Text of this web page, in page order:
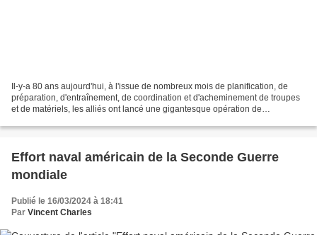
Il-y-a 80 ans aujourd'hui, à l'issue de nombreux mois de planification, de
préparation, d'entraînement, de coordination et d'acheminement de troupes
et de matériels, les alliés ont lancé une gigantesque opération de
Effort naval américain de la Seconde Guerre
mondiale
Publié le 16/03/2024 à 18:41
Par Vincent Charles